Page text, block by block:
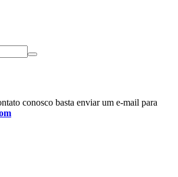
conosco basta enviar um e-mail para